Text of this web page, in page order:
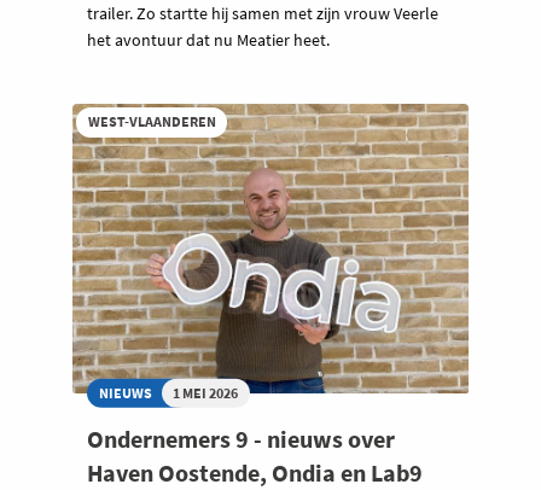
trailer. Zo startte hij samen met zijn vrouw Veerle
het avontuur dat nu Meatier heet.
WEST-VLAANDEREN
NIEUWS 1 MEI 2026
Ondernemers 9 - nieuws over
Haven Oostende, Ondia en Lab9